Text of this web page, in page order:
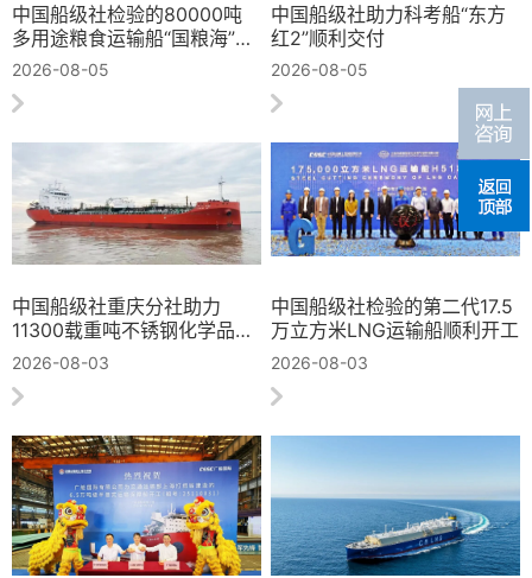
中国船级社检验的80000吨
多用途粮食运输船“国粮海”轮
命名交付
2026-08-05
中国船级社助力科考船“东方
红2”顺利交付
2026-08-05
中国船级社重庆分社助力
11300载重吨不锈钢化学品船
“宁化433”命名交付
2026-08-03
中国船级社检验的第二代17.5
万立方米LNG运输船顺利开工
2026-08-03